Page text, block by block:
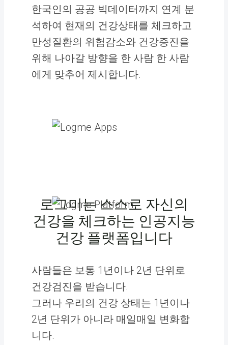
한국인의 공공 빅데이터까지 연계 분
석하여 현재의 건강상태를 체크하고
만성질환의 위험감소와 건강증진을
위해 나아갈 방향을 한 사람 한 사람
에게 맞추어 제시합니다.
로그미는 스스로 자신의
건강을 체크하는 인공지능
건강 플랫폼입니다
사람들은 보통 1년이나 2년 단위로
건강검진을 받습니다.
그러나 우리의 건강 상태는 1년이나
2년 단위가 아니라 매일매일 변화합
니다.